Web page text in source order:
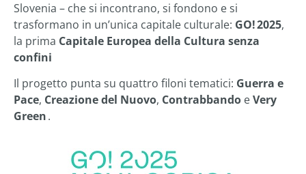
Slovenia – che si incontrano, si fondono e si
trasformano in un’unica capitale culturale: GO! 2025,
la prima Capitale Europea della Cultura senza
confini
Il progetto punta su quattro filoni tematici: Guerra e
Pace, Creazione del Nuovo, Contrabbando eVery
Green.